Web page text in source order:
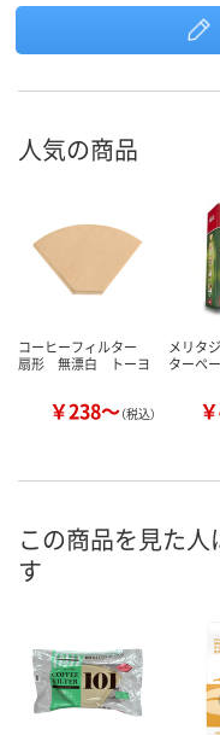
人気の商品
コーヒーフィルター
扇形 無漂白 トーヨ
￥238～（税込）
メリタ
ターペ
この商品を見た
す